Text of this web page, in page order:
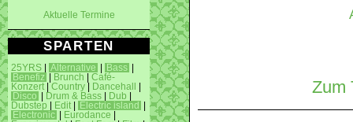
Aktuelle Termine
SPARTEN
25YRS Alternative Bass
Benefiz
Brunch
Café-
Konzert
Country Dancehall
Disco
Drum & Bass Dub
Dubstep
Edit Electric island
Electronic
Eurodance
Zum